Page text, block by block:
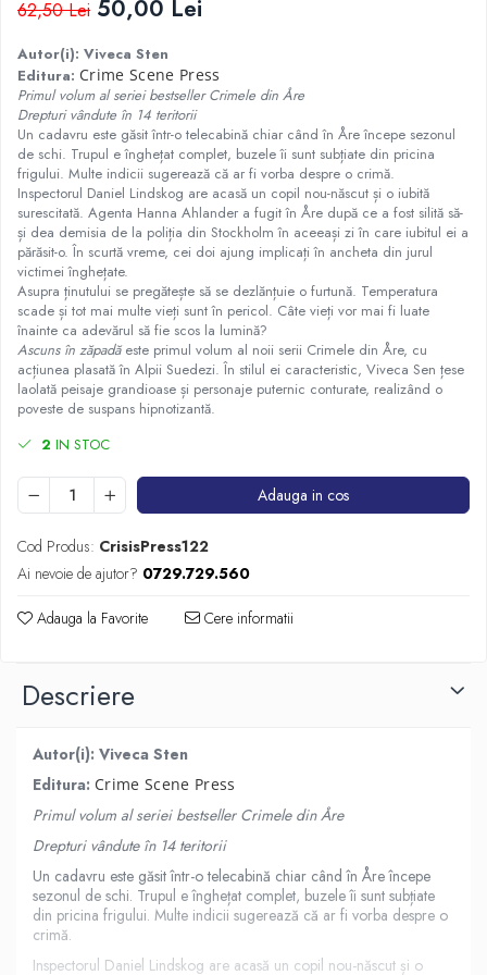
Istorie
Istorie/Critica
Jurnale/Memorii
Manuale scolare/Cursuri
Medicină
Poezie
Politică/Geopolitică
Proză
Psihologie
Sociologie
Spiritualitate/Ezoterism
Sport
62,50 Lei 50,00 Lei
Autor(i): Viveca Sten
Editura: Crime Scene Press
Primul volum al seriei bestseller Crimele din Åre
Drepturi vândute în 14 teritorii
Un cadavru este găsit într-o telecabină chiar când în Åre începe sezonul
de schi. Trupul e înghețat complet, buzele îi sunt subțiate din pricina
frigului. Multe indicii sugerează că ar fi vorba despre o crimă.
Inspectorul Daniel Lindskog are acasă un copil nou-născut și o iubită
surescitată. Agenta Hanna Ahlander a fugit în Åre după ce a fost silită să-
și dea demisia de la poliția din Stockholm în aceeași zi în care iubitul ei a
părăsit-o. În scurtă vreme, cei doi ajung implicați în ancheta din jurul
victimei înghețate.
Asupra ținutului se pregătește să se dezlănțuie o furtună. Temperatura
scade și tot mai multe vieți sunt în pericol. Câte vieți vor mai fi luate
înainte ca adevărul să fie scos la lumină?
Ascuns în zăpadăeste primul volum al noii serii Crimele din Åre, cu
acțiunea plasată în Alpii Suedezi. În stilul ei caracteristic, Viveca Sen țese
laolată peisaje grandioase și personaje puternic conturate, realizând o
poveste de suspans hipnotizantă.
2 IN STOC
Adauga in cos
Cod Produs: CrisisPress122
Ai nevoie de ajutor? 0729.729.560
Adauga la Favorite Cere informatii
Descriere
Autor(i): Viveca Sten
Editura: Crime Scene Press
Primul volum al seriei bestseller Crimele din Åre
Drepturi vândute în 14 teritorii
Un cadavru este găsit într-o telecabină chiar când în Åre începe
sezonul de schi. Trupul e înghețat complet, buzele îi sunt subțiate
din pricina frigului. Multe indicii sugerează că ar fi vorba despre o
crimă.
Inspectorul Daniel Lindskog are acasă un copil nou-născut și o